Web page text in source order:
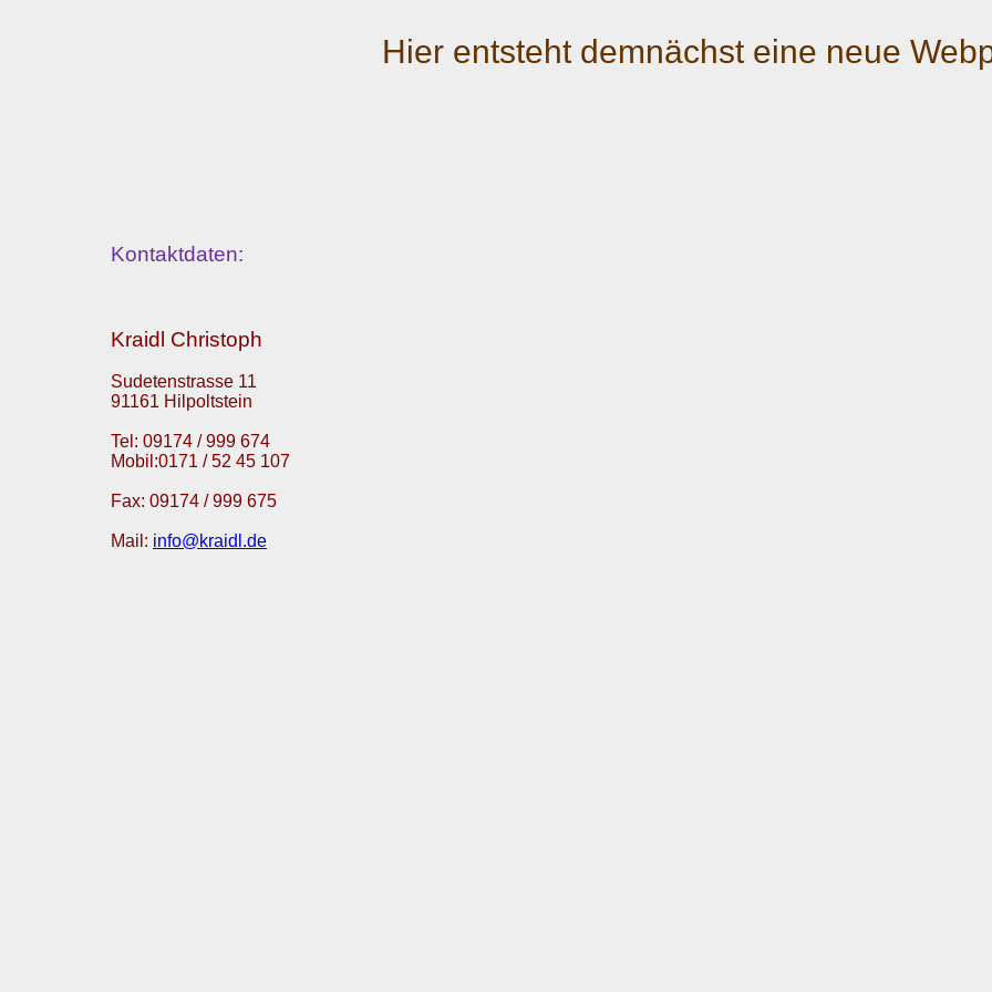
Hier entsteht demnächst eine neue
Kontaktdaten:
Kraidl Christoph
Sudetenstrasse 11
91161 Hilpoltstein
Tel: 09174 / 999 674
Mobil:0171 / 52 45 107
Fax: 09174 / 999 675
Mail: info@kraidl.de